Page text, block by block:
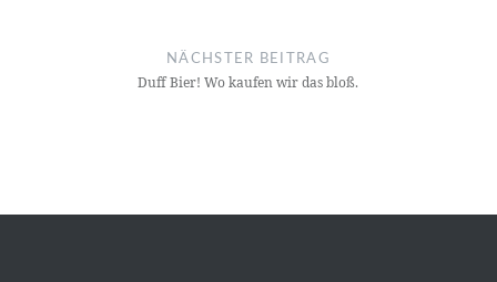
NÄCHSTER BEITRAG
Duff Bier! Wo kaufen wir das bloß.